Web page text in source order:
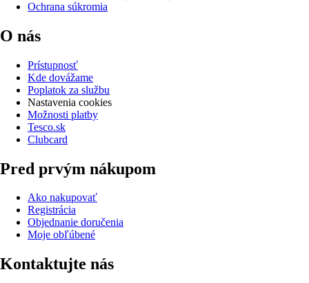
Ochrana súkromia
O nás
Prístupnosť
Kde dovážame
Poplatok za službu
Nastavenia cookies
Možnosti platby
Tesco.sk
Clubcard
Pred prvým nákupom
Ako nakupovať
Registrácia
Objednanie doručenia
Moje obľúbené
Kontaktujte nás